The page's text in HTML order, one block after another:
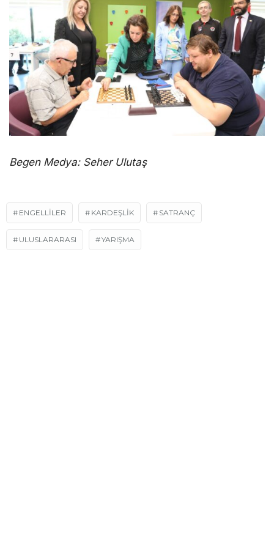
Begen Medya: Seher Ulutaş
ENGELLILER KARDEŞLİK SATRANÇ
ULUSLARARASI YARIŞMA